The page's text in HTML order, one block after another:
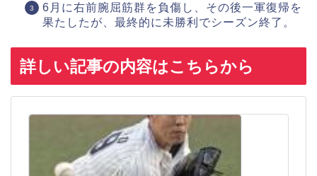
6月に右前腕屈筋群を負傷し、その後一軍復帰を
果たしたが、最終的に未勝利でシーズン終了。
詳しい記事の内容はこちらから